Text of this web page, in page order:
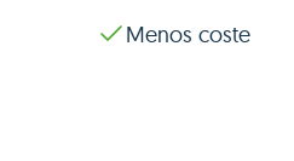
Menos coste